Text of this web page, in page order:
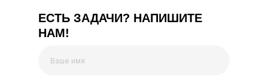
ЕСТЬ ЗАДАЧИ? НАПИШИТЕ
НАМ!